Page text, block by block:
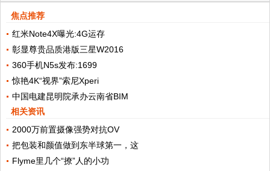
焦点推荐
红米Note4X曝光:4G运存
彰显尊贵品质港版三星W2016
360手机N5s发布:1699
惊艳4K“视界”索尼Xperi
中国电建昆明院承办云南省BIM
相关资讯
2000万前置摄像强势对抗OV
把包装和颜值做到东半球第一，这
Flyme里几个“撩”人的小功